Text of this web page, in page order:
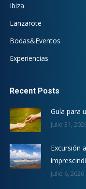
Ibiza
Lanzarote
Bodas&Eventos
Experiencias
Recent Posts
Guía para
julio 31,
Excursión
julio 6, 2026